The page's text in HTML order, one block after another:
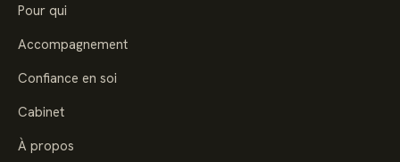
Pour qui
Accompagnement
Confiance en soi
Cabinet
À propos